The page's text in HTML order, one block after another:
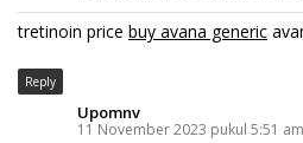
tretinoin price buy avana generic
Reply
Upomnv
11 November 2023 pukul 5:51 am